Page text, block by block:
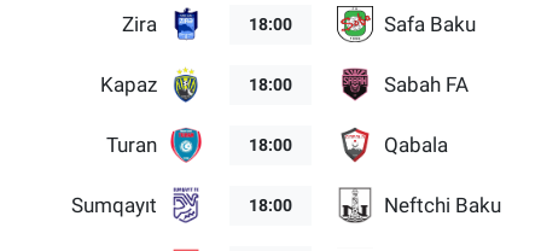
Zira 18:00 Safa Baku
Kapaz 18:00 Sabah FA
Turan 18:00 Qabala
Sumqayıt 18:00 Neftchi Baku